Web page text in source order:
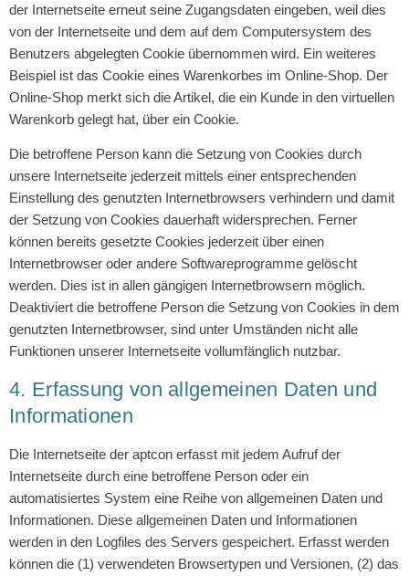
der Internetseite erneut seine Zugangsdaten eingeben, weil dies
von der Internetseite und dem auf dem Computersystem des
Benutzers abgelegten Cookie übernommen wird. Ein weiteres
Beispiel ist das Cookie eines Warenkorbes im Online-Shop. Der
Online-Shop merkt sich die Artikel, die ein Kunde in den virtuellen
Warenkorb gelegt hat, über ein Cookie.
Die betroffene Person kann die Setzung von Cookies durch
unsere Internetseite jederzeit mittels einer entsprechenden
Einstellung des genutzten Internetbrowsers verhindern und damit
der Setzung von Cookies dauerhaft widersprechen. Ferner
können bereits gesetzte Cookies jederzeit über einen
Internetbrowser oder andere Softwareprogramme gelöscht
werden. Dies ist in allen gängigen Internetbrowsern möglich.
Deaktiviert die betroffene Person die Setzung von Cookies in dem
genutzten Internetbrowser, sind unter Umständen nicht alle
Funktionen unserer Internetseite vollumfänglich nutzbar.
4. Erfassung von allgemeinen Daten und
Informationen
Die Internetseite der aptcon erfasst mit jedem Aufruf der
Internetseite durch eine betroffene Person oder ein
automatisiertes System eine Reihe von allgemeinen Daten und
Informationen. Diese allgemeinen Daten und Informationen
werden in den Logfiles des Servers gespeichert. Erfasst werden
können die (1) verwendeten Browsertypen und Versionen, (2) das